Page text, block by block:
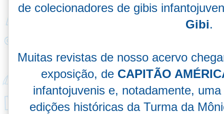
de colecionadores de gibis
Gibi.
Muitas revistas de nosso acervo
exposição, de CAPITÃO
infantojuvenis e, notadamente,
edições históricas da Turma da